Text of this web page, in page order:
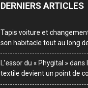
DERNIERS ARTICLES
Tapis voiture et
son habitacle tout au long
L’essor du « Phygital »
textile devient un point de